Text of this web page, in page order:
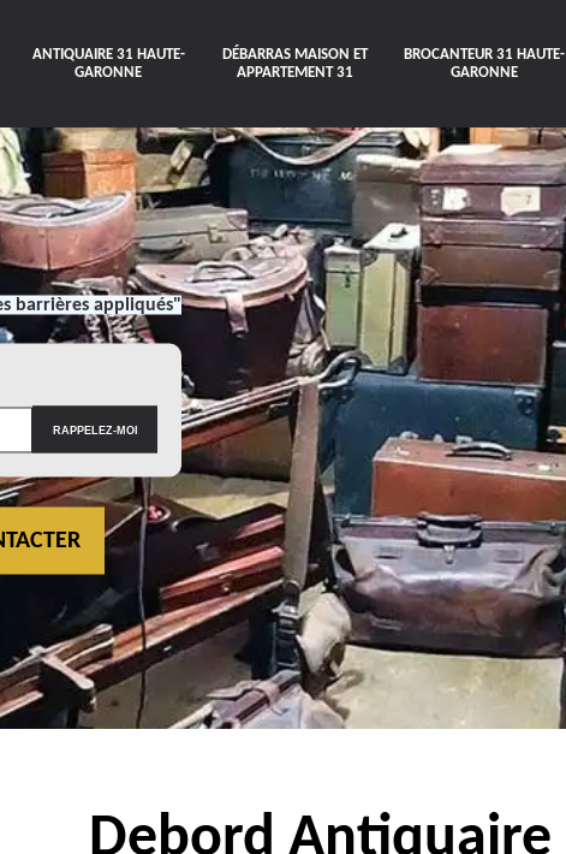
ANTIQUAIRE 31 HAUTE-
GARONNE
DÉBARRAS MAISON ET
APPARTEMENT 31
BROCANTEUR 31 HAUTE-
GARONNE
barrières appliqués"
Debord Antiquaire